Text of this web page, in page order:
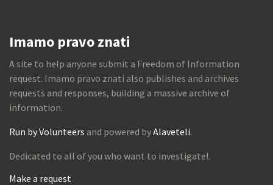
Imamo pravo znati
A site to help anyone submit a Freedom of Information
request. Imamo pravo znati also publishes and archives
requests and responses, building a massive archive of
information.
Run by Volunteers and powered byAlaveteli.
Dedicated to all of you who want to investigate!.
Make a request